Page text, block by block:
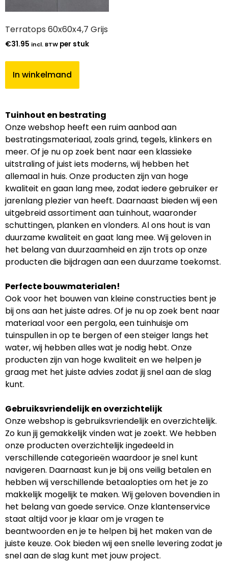
Terratops 60x60x4,7 Grijs
€31.95 incl. BTW per stuk
In winkelmand
Tuinhout en bestrating
Onze webshop heeft een ruim aanbod aan
bestratingsmateriaal, zoals grind, tegels, klinkers en
meer. Of je nu op zoek bent naar een klassieke
uitstraling of juist iets moderns, wij hebben het
allemaal in huis. Onze producten zijn van hoge
kwaliteit en gaan lang mee, zodat iedere gebruiker er
jarenlang plezier van heeft. Daarnaast bieden wij een
uitgebreid assortiment aan tuinhout, waaronder
schuttingen, planken en vlonders. Al ons hout is van
duurzame kwaliteit en gaat lang mee. Wij geloven in
het belang van duurzaamheid en zijn trots op onze
producten die bijdragen aan een duurzame toekomst.
Perfecte bouwmaterialen!
Ook voor het bouwen van kleine constructies bent je
bij ons aan het juiste adres. Of je nu op zoek bent naar
materiaal voor een pergola, een tuinhuisje om
tuinspullen in op te bergen of een steiger langs het
water, wij hebben alles wat je nodig hebt. Onze
producten zijn van hoge kwaliteit en we helpen je
graag met het juiste advies zodat jij snel aan de slag
kunt.
Gebruiksvriendelijk en overzichtelijk
Onze webshop is gebruiksvriendelijk en overzichtelijk.
Zo kun jij gemakkelijk vinden wat je zoekt. We hebben
onze producten overzichtelijk ingedeeld in
verschillende categorieën waardoor je snel kunt
navigeren. Daarnaast kun je bij ons veilig betalen en
hebben wij verschillende betaalopties om het je zo
makkelijk mogelijk te maken. Wij geloven bovendien in
het belang van goede service. Onze klantenservice
staat altijd voor je klaar om je vragen te
beantwoorden en je te helpen bij het maken van de
juiste keuze. Ook bieden wij een snelle levering zodat je
snel aan de slag kunt met jouw project.